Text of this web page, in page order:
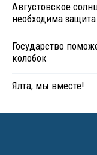
Августовское
необходима
Государство
колобок
Ялта, мы вместе!